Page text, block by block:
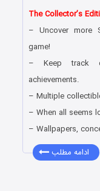
The Collector’s
– Uncover more
game!
– Keep track
achievements.
– Multiple
– When all seems
– Wallpapers,
ادامه مطلب